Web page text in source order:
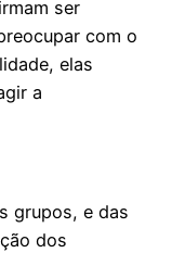
ser
com o
elas
a
grupos, e das
dos